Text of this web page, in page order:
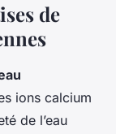
de
ions calcium
de l’eau